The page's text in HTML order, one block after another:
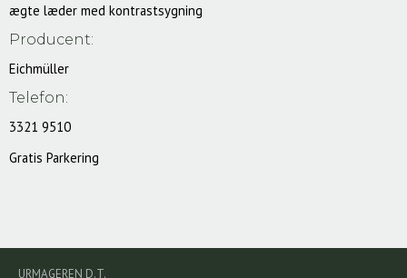
ægte læder med kontrastsygning
Producent:
Eichmüller
Telefon:
3321 9510
Gratis Parkering
URMAGEREN D.T.